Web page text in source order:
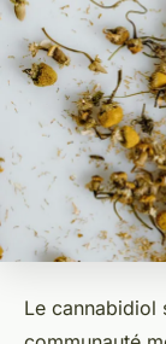
Le cannabidiol